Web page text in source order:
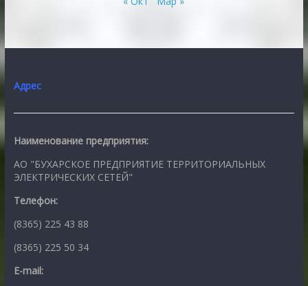
Адрес
Наименование предприятия:
АО "БУХАРСКОЕ ПРЕДПРИЯТИЕ ТЕРРИТОРИАЛЬНЫХ
ЭЛЕКТРИЧЕСКИХ СЕТЕЙ"
Телефон:
(8365) 225 43 88
(8365) 225 50 34
E-mail: